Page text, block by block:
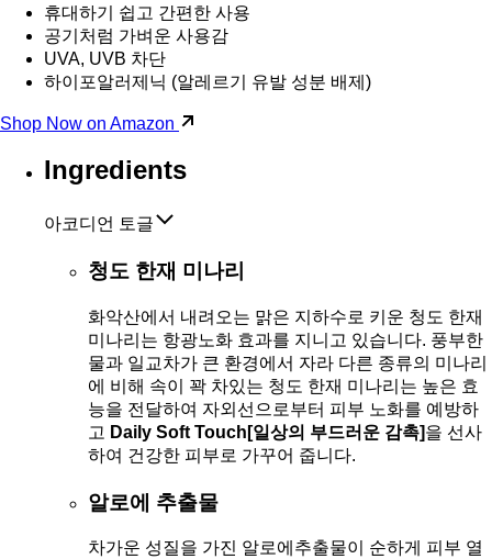
휴대하기 쉽고 간편한 사용
공기처럼 가벼운 사용감
UVA, UVB 차단
하이포알러제닉 (알레르기 유발 성분 배제)
Shop Now on Amazon
Ingredients
아코디언 토글
청도 한재 미나리
화악산에서 내려오는 맑은 지하수로 키운 청도 한재
미나리는 항광노화 효과를 지니고 있습니다. 풍부한
물과 일교차가 큰 환경에서 자라 다른 종류의 미나리
에 비해 속이 꽉 차있는 청도 한재 미나리는 높은 효
능을 전달하여 자외선으로부터 피부 노화를 예방하
고 Daily Soft Touch[일상의 부드러운 감촉]을 선사
하여 건강한 피부로 가꾸어 줍니다.
알로에 추출물
차가운 성질을 가진 알로에추출물이 순하게 피부 열